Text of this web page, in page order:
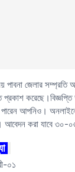
পাবনা জেলার সম্প্রতি
প্রকাশ
পারেন আপনিও।
করা যাবে ৩০-
০১